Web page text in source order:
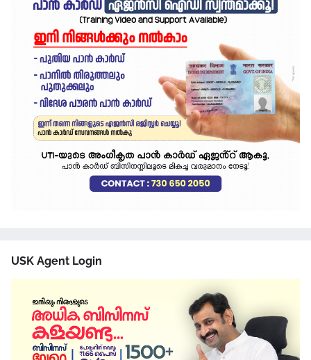
USK Agent Login